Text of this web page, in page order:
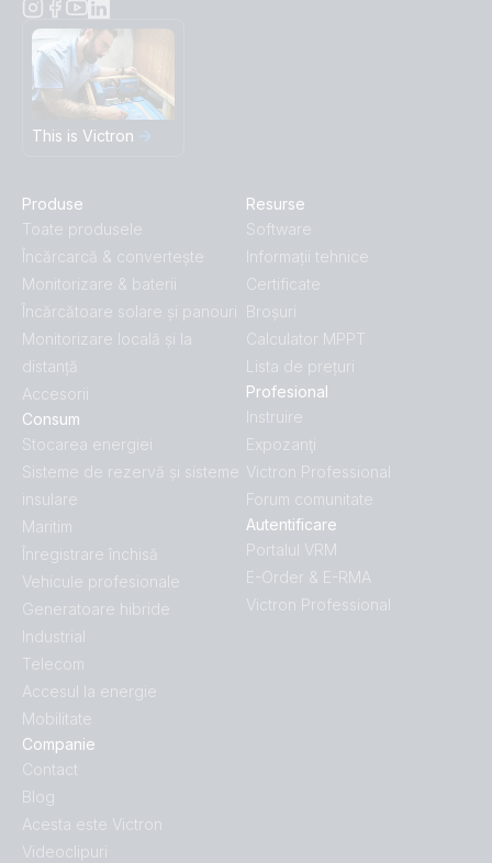
This is Victron
Produse
Toate produsele
Încărcarcă & convertește
Monitorizare & baterii
Încărcătoare solare și panouri
Monitorizare locală și la
distanță
Accesorii
Consum
Stocarea energiei
Sisteme de rezervă și sisteme
insulare
Maritim
Înregistrare închisă
Vehicule profesionale
Generatoare hibride
Industrial
Telecom
Accesul la energie
Mobilitate
Companie
Contact
Blog
Acesta este Victron
Videoclipuri
Resurse
Software
Informații tehnice
Certificate
Broșuri
Calculator MPPT
Lista de prețuri
Profesional
Instruire
Expozanţi
Victron Professional
Forum comunitate
Autentificare
Portalul VRM
E-Order & E-RMA
Victron Professional